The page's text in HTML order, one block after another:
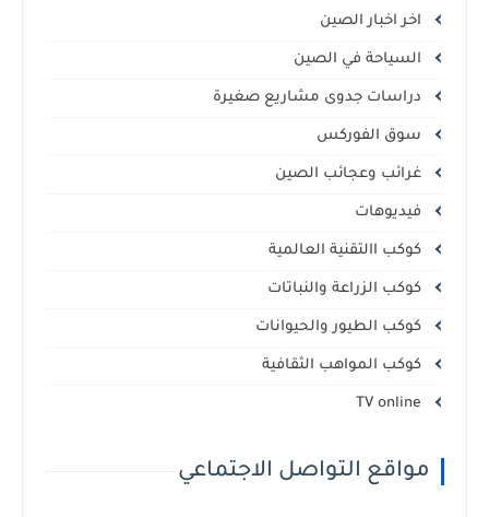
اخر اخبار الصين
السياحة في الصين
دراسات جدوى مشاريع صغيرة
سوق الفوركس
غرائب وعجائب الصين
فيديوهات
كوكب االتقنية العالمية
كوكب الزراعة والنباتات
كوكب الطيور والحيوانات
كوكب المواهب الثقافية
مواقع التواصل الاجتماعي